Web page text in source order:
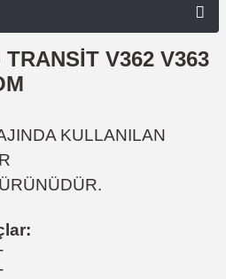
V362 V363
KULLANILAN
ÜRÜNÜDÜR.